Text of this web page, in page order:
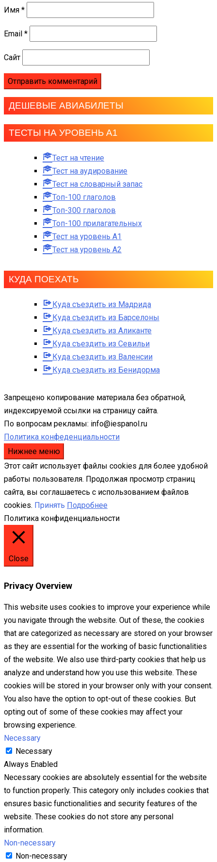
Имя *
Email *
Сайт
ДЕШЕВЫЕ АВИАБИЛЕТЫ
ТЕСТЫ НА УРОВЕНЬ А1
Тест на чтение
Тест на аудирование
Тест на словарный запас
Топ-100 глаголов
Топ-300 глаголов
Топ-100 прилагательных
Тест на уровень A1
Тест на уровень A2
КУДА ПОЕХАТЬ
Куда съездить из Мадрида
Куда съездить из Барселоны
Куда съездить из Аликанте
Куда съездить из Севильи
Куда съездить из Валенсии
Куда съездить из Бенидорма
Запрещено копирование материала без обратной,
индексируемой ссылки на страницу сайта.
По вопросам рекламы: info@iespanol.ru
Политика конфеденциальности
Нижнее меню
Этот сайт использует файлы cookies для более удобной
работы пользователя. Продолжая просмотр страниц
сайта, вы соглашаетесь с использованием файлов
cookies. Принять Подробнее
Политика конфиденциальности
Close
Privacy Overview
This website uses cookies to improve your experience while
you navigate through the website. Out of these, the cookies
that are categorized as necessary are stored on your browser
as they are essential for the working of basic functionalities
of the website. We also use third-party cookies that help us
analyze and understand how you use this website. These
cookies will be stored in your browser only with your consent.
You also have the option to opt-out of these cookies. But
opting out of some of these cookies may affect your
browsing experience.
Necessary
Necessary
Always Enabled
Necessary cookies are absolutely essential for the website
to function properly. This category only includes cookies that
ensures basic functionalities and security features of the
website. These cookies do not store any personal
information.
Non-necessary
Non-necessary